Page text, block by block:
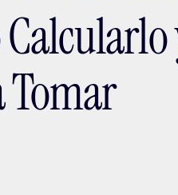
Tomar